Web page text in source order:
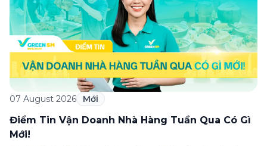
07 August 2026 Mới
Điểm Tin Vận Doanh Nhà Hàng Tuần Qua Có Gì
Mới!